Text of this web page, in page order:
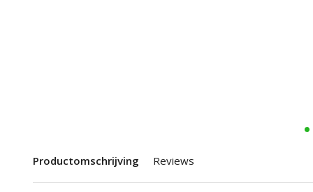
Productomschrijving Reviews